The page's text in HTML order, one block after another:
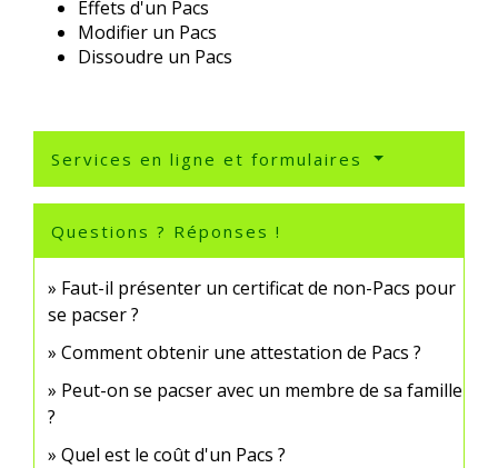
Effets d'un Pacs
Modifier un Pacs
Dissoudre un Pacs
Services en ligne et formulaires
Questions ? Réponses !
Faut-il présenter un certificat de non-Pacs pour
se pacser ?
Comment obtenir une attestation de Pacs ?
Peut-on se pacser avec un membre de sa famille
?
Quel est le coût d'un Pacs ?